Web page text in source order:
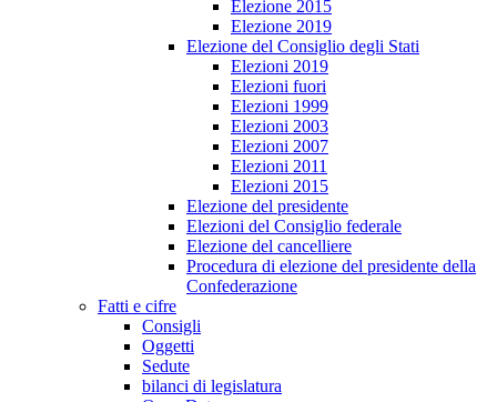
Elezione 2015
Elezione 2019
Elezione del Consiglio degli Stati
Elezioni 2019
Elezioni fuori
Elezioni 1999
Elezioni 2003
Elezioni 2007
Elezioni 2011
Elezioni 2015
Elezione del presidente
Elezioni del Consiglio federale
Elezione del cancelliere
Procedura di elezione del presidente della
Confederazione
Fatti e cifre
Consigli
Oggetti
Sedute
bilanci di legislatura